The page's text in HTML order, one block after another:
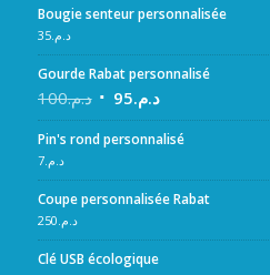
Bougie senteur personnalisée
د.م.35
Gourde Rabat personnalisé
د.م.100 د.م.95
Pin's rond personnalisé
د.م.7
Coupe personnalisée Rabat
د.م. 250
Clé USB écologique